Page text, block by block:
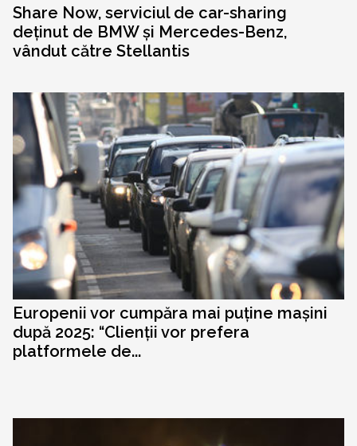
Share Now, serviciul de car-sharing
deținut de BMW și Mercedes-Benz,
vândut către Stellantis
Europenii vor cumpăra mai puține mașini
după 2025: “Clienții vor prefera
platformele de...